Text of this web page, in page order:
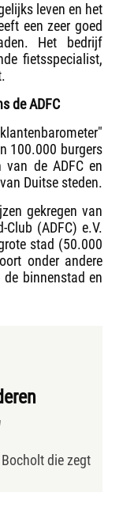
leven en het
een zeer goed
Het bedrijf
fietsspecialist,
de ADFC
100.000 burgers
van de ADFC en
Duitse steden.
gekregen van
Club (ADFC) e.V.
stad (50.000
onder andere
binnenstad en
Bocholt die zegt